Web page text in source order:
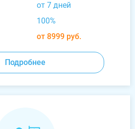
от 7 дней
100%
от 8999 руб.
Подробнее